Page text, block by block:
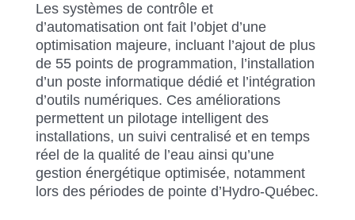
Les systèmes de contrôle et
d’automatisation ont fait l’objet d’une
optimisation majeure, incluant l’ajout de plus
de 55 points de programmation, l’installation
d’un poste informatique dédié et l’intégration
d’outils numériques. Ces améliorations
permettent un pilotage intelligent des
installations, un suivi centralisé et en temps
réel de la qualité de l’eau ainsi qu’une
gestion énergétique optimisée, notamment
lors des périodes de pointe d’Hydro-Québec.